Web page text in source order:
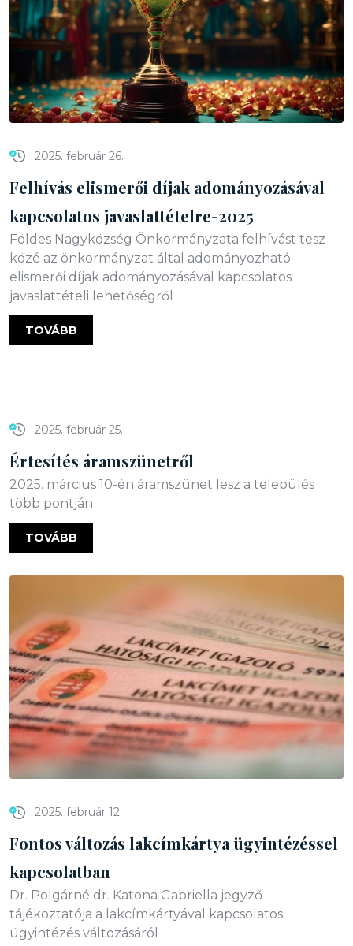
2025. február 26.
Felhívás elismerői díjak adományozásával
kapcsolatos javaslattételre-2025
Földes Nagyközség Önkormányzata felhívást tesz
közé az önkormányzat által adományozható
elismerői díjak adományozásával kapcsolatos
javaslattételi lehetőségről
TOVÁBB
2025. február 25.
Értesítés áramszünetről
2025. március 10-én áramszünet lesz a település
több pontján
TOVÁBB
2025. február 12.
Fontos változás lakcímkártya ügyintézéssel
kapcsolatban
Dr. Polgárné dr. Katona Gabriella jegyző
tájékoztatója a lakcímkártyával kapcsolatos
ügyintézés változásáról